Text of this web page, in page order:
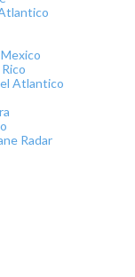
Atlantico
Radar